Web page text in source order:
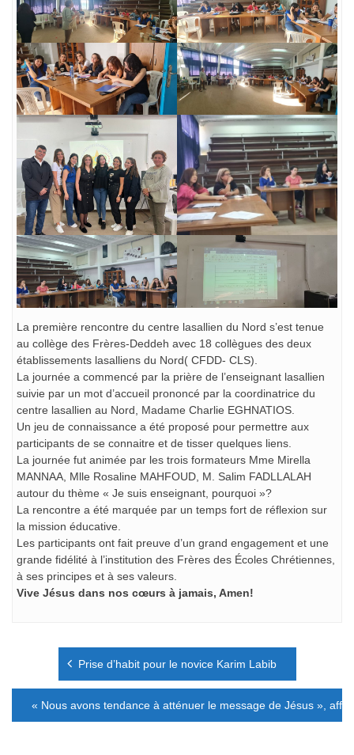
La première rencontre du centre lasallien du Nord s’est tenue
au collège des Frères-Deddeh avec 18 collègues des deux
établissements lasalliens du Nord( CFDD- CLS).
La journée a commencé par la prière de l’enseignant lasallien
suivie par un mot d’accueil prononcé par la coordinatrice du
centre lasallien au Nord, Madame Charlie EGHNATIOS.
Un jeu de connaissance a été proposé pour permettre aux
participants de se connaitre et de tisser quelques liens.
La journée fut animée par les trois formateurs Mme Mirella
MANNAA, Mlle Rosaline MAHFOUD, M. Salim FADLLALAH
autour du thème « Je suis enseignant, pourquoi »?
La rencontre a été marquée par un temps fort de réflexion sur
la mission éducative.
Les participants ont fait preuve d’un grand engagement et une
grande fidélité à l’institution des Frères des Écoles Chrétiennes,
à ses principes et à ses valeurs.
Vive Jésus dans nos cœurs à jamais, Amen!
Navigation
l’article
Prise d’habit pour le novice Karim Labib
« Nous avons tendance à atténuer le message de Jésus »,